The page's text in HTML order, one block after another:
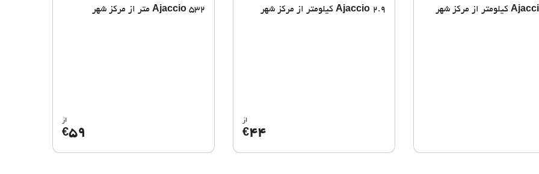
Ajaccio 2.9 کیلومتر از مرکز شهر
از
€44
Ajaccio 532 متر از مرکز شهر
از
€59